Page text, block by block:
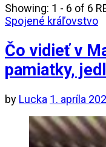
Showing: 1 - 6 of 6
Spojené kráľovstvo
Čo vidieť v
pamiatky,
by Lucka 1. apríla